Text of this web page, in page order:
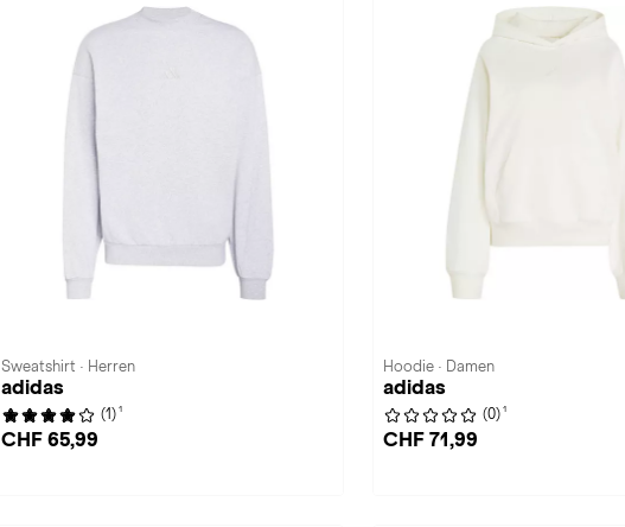
Sweatshirt · Herren
adidas
(1) 1
CHF 65,99
Hoodie · Damen
adidas
(0) 1
CHF 71,99